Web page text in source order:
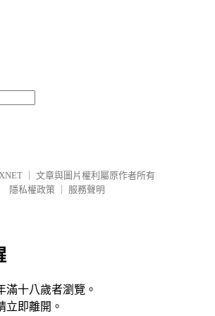
文章與圖片權利屬原作者所有
隱私權政策
服務聲明
滿十八歲者瀏覽。
立即離開。